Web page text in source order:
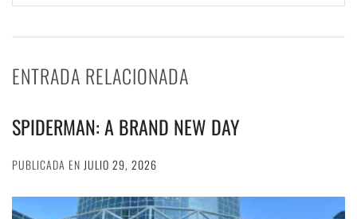
ENTRADA RELACIONADA
SPIDERMAN: A BRAND NEW DAY
PUBLICADA EN JULIO 29, 2026